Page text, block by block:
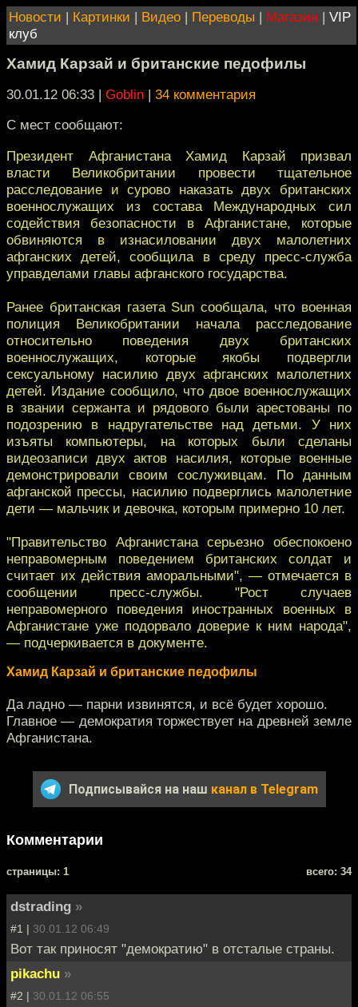
Новости | Картинки | Видео | Переводы | Магазин | VIP
клуб
Хамид Карзай и британские педофилы
30.01.12 06:33 | Goblin | 34 комментария
C мест сообщают:
Президент Афганистана Хамид Карзай призвал
власти Великобритании провести тщательное
расследование и сурово наказать двух британских
военнослужащих из состава Международных сил
содействия безопасности в Афганистане, которые
обвиняются в изнасиловании двух малолетних
афганских детей, сообщила в среду пресс-служба
управделами главы афганского государства.
Ранее британская газета Sun сообщала, что военная
полиция Великобритании начала расследование
относительно поведения двух британских
военнослужащих, которые якобы подвергли
сексуальному насилию двух афганских малолетних
детей. Издание сообщило, что двое военнослужащих
в звании сержанта и рядового были арестованы по
подозрению в надругательстве над детьми. У них
изъяты компьютеры, на которых были сделаны
видеозаписи двух актов насилия, которые военные
демонстрировали своим сослуживцам. По данным
афганской прессы, насилию подверглись малолетние
дети — мальчик и девочка, которым примерно 10 лет.
"Правительство Афганистана серьезно обеспокоено
неправомерным поведением британских солдат и
считает их действия аморальными", — отмечается в
сообщении пресс-службы. "Рост случаев
неправомерного поведения иностранных военных в
Афганистане уже подорвало доверие к ним народа",
— подчеркивается в документе.
Хамид Карзай и британские педофилы
Да ладно — парни извинятся, и всё будет хорошо.
Главное — демократия торжествует на древней земле
Афганистана.
Подписывайся на наш канал в Telegram
Комментарии
cтраницы: 1 всего: 34
dstrading »
#1 | 30.01.12 06:49
Вот так приносят "демократию" в отсталые страны.
pikachu »
#2 | 30.01.12 06:55